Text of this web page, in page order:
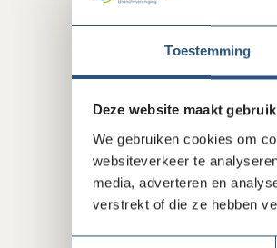
Toestemming
Deze website maakt
We gebruiken cookies om
websiteverkeer te
media, adverteren en
verstrekt of die ze hebben
bewuster maken
Hulp bij vinden
profitorganisaties
Koophandel
terecht voor
Het kan